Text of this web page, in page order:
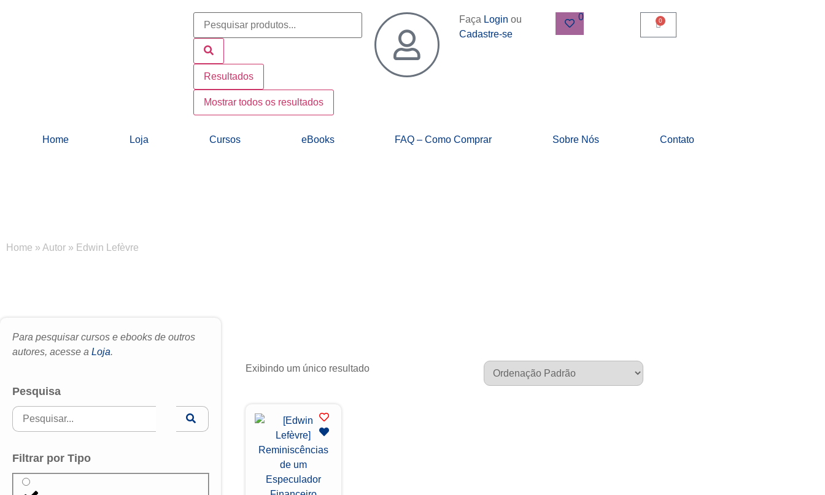
Resultados
Mostrar todos os resultados
Faça Login ou
Cadastre-se
0 0
Home Loja Cursos eBooks FAQ – Como Comprar Sobre Nós Contato
Home » Autor » Edwin Lefèvre
Para pesquisar cursos e ebooks de outros
autores, acesse a Loja.
Pesquisa
Filtrar por Tipo
Exibindo um único resultado